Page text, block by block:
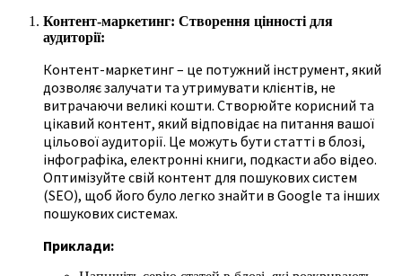
Контент-маркетинг: Створення цінності для
аудиторії:
Контент-маркетинг – це потужний інструмент, який
дозволяє залучати та утримувати клієнтів, не
витрачаючи великі кошти. Створюйте корисний та
цікавий контент, який відповідає на питання вашої
цільової аудиторії. Це можуть бути статті в блозі,
інфографіка, електронні книги, подкасти або відео.
Оптимізуйте свій контент для пошукових систем
(SEO), щоб його було легко знайти в Google та інших
пошукових системах.
Приклади: